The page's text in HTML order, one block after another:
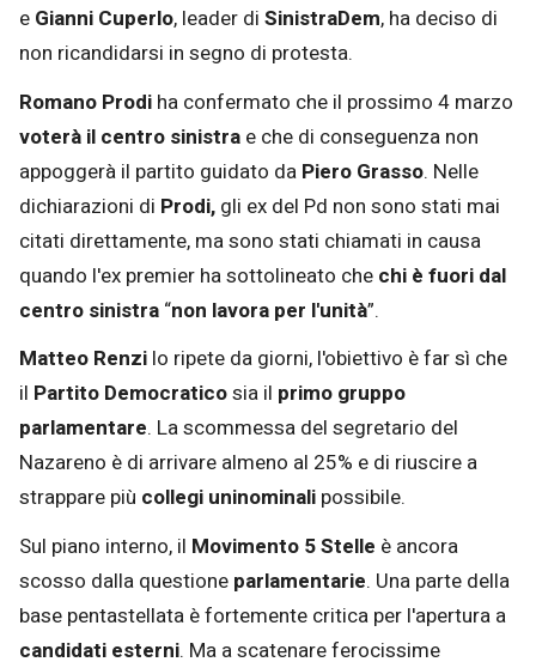
e Gianni Cuperlo, leader di SinistraDem, ha deciso di
non ricandidarsi in segno di protesta.
Romano Prodi ha confermato che il prossimo 4 marzo
voterà il centro sinistra e che di conseguenza non
appoggerà il partito guidato da Piero Grasso. Nelle
dichiarazioni di Prodi, gli ex del Pd non sono stati mai
citati direttamente, ma sono stati chiamati in causa
quando l'ex premier ha sottolineato che chi è fuori dal
centro sinistra “non lavora per l'unità”.
Matteo Renzi lo ripete da giorni, l'obiettivo è far sì che
il Partito Democraticosia il primo gruppo
parlamentare. La scommessa del segretario del
Nazareno è di arrivare almeno al 25% e di riuscire a
strappare più collegi uninominali possibile.
Sul piano interno, il Movimento 5 Stelle è ancora
scosso dalla questione parlamentarie. Una parte della
base pentastellata è fortemente critica per l'apertura a
candidati esterni. Ma a scatenare ferocissime